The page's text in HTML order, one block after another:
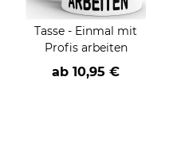
Tasse - Einmal mit
Profis arbeiten
ab 10,95 €